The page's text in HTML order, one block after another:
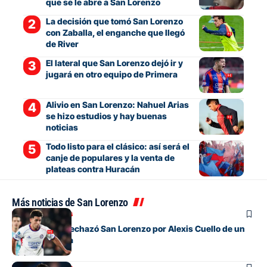
que se le abre a San Lorenzo
La decisión que tomó San Lorenzo
con Zaballa, el enganche que llegó
de River
El lateral que San Lorenzo dejó ir y
jugará en otro equipo de Primera
Alivio en San Lorenzo: Nahuel Arias
se hizo estudios y hay buenas
noticias
Todo listo para el clásico: así será el
canje de populares y la venta de
plateas contra Huracán
Más noticias de San Lorenzo
Mercado de pases
La oferta que rechazó San Lorenzo por Alexis Cuello de un
club de España